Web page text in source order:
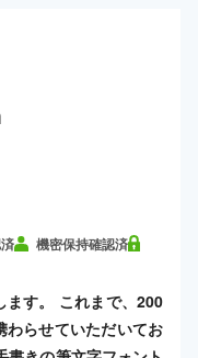
機密保持確認済
ます。 これまで、200
わらせていただいてお